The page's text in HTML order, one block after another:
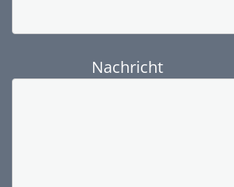
Nachricht